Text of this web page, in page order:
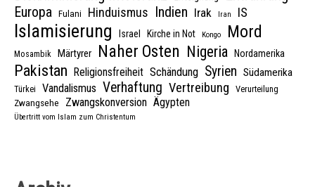
Europa Fulani Hinduismus Indien Irak Iran IS
Islamisierung Israel Kirche in Not Kongo Mord
Mosambik Märtyrer Naher Osten Nigeria Nordamerika
Pakistan Religionsfreiheit Schändung Syrien Südamerika
Türkei Vandalismus Verhaftung Vertreibung Verurteilung
Zwangsehe Zwangskonversion Ägypten
Übertritt vom Islam zum Christentum